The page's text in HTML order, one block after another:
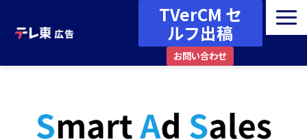
TVerCM セ
ルフ出稿
お問い合わせ
資料ダウンロード